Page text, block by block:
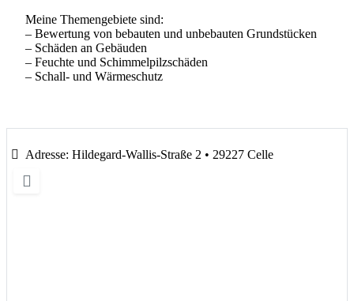
Meine Themengebiete sind:
– Bewertung von bebauten und unbebauten Grundstücken
– Schäden an Gebäuden
– Feuchte und Schimmelpilzschäden
– Schall- und Wärmeschutz
Adresse: Hildegard-Wallis-Straße 2 • 29227 Celle